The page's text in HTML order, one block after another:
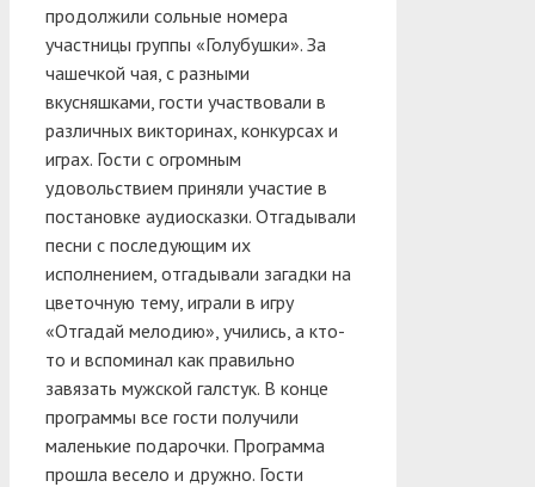
продолжили сольные номера
участницы группы «Голубушки». За
чашечкой чая, с разными
вкусняшками, гости участвовали в
различных викторинах, конкурсах и
играх. Гости с огромным
удовольствием приняли участие в
постановке аудиосказки. Отгадывали
песни с последующим их
исполнением, отгадывали загадки на
цветочную тему, играли в игру
«Отгадай мелодию», учились, а кто-
то и вспоминал как правильно
завязать мужской галстук. В конце
программы все гости получили
маленькие подарочки. Программа
прошла весело и дружно. Гости